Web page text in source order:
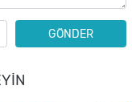
GÖNDER